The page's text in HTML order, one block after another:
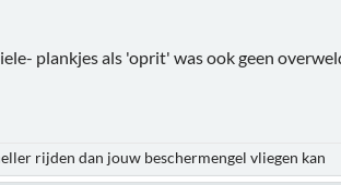
plankjes als 'oprit' was ook geen
rijden dan jouw beschermengel vliegen kan